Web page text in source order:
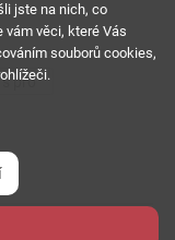
pro
jste na nich, co
vám věci, které Vás
souborů cookies,